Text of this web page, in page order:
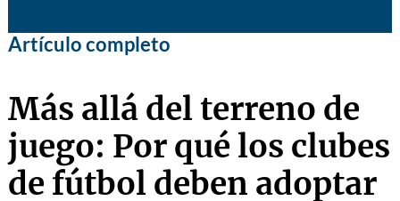
Artículo completo
Más allá del terreno de
juego: Por qué los clubes
de fútbol deben adoptar